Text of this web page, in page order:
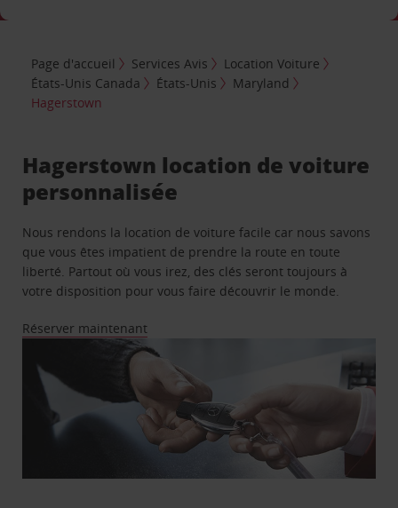
Page d'accueil Services Avis
Location Voiture
États-Unis Canada
États-Unis
Maryland
Hagerstown
Hagerstown location de voiture
personnalisée
Nous rendons la location de voiture facile car nous savons
que vous êtes impatient de prendre la route en toute
liberté. Partout où vous irez, des clés seront toujours à
votre disposition pour vous faire découvrir le monde.
Réserver maintenant